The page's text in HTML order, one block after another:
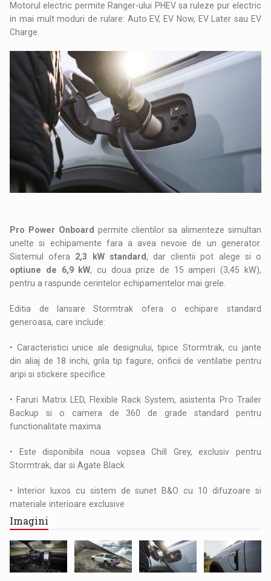
Motorul electric permite Ranger-ului PHEV sa ruleze pur electric
in mai mult moduri de rulare: Auto EV, EV Now, EV Later sau EV
Charge.
Pro Power Onboard permite clientilor sa alimenteze simultan
unelte si echipamente fara a avea nevoie de un generator.
Sistemul ofera 2,3 kW standard, dar clientii pot alege si o
optiune de 6,9 kW, cu doua prize de 15 amperi (3,45 kW),
pentru a raspunde cerintelor echipamentelor mai grele.
Editia de lansare Stormtrak ofera o echipare standard
generoasa, care include:
• Caracteristici unice ale designului, tipice Stormtrak, cu jante
din aliaj de 18 inchi, grila tip fagure, orificii de ventilatie pentru
aripi si stickere specifice
• Faruri Matrix LED, Flexible Rack System, asistenta Pro Trailer
Backup si o camera de 360 de grade standard pentru
functionalitate maxima
• Este disponibila noua vopsea Chill Grey, exclusiv pentru
Stormtrak, dar si Agate Black
• Interior luxos cu sistem de sunet B&O cu 10 difuzoare si
materiale interioare exclusive
Imagini